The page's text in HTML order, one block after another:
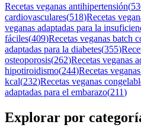
Recetas veganas antihipertensión(
cardiovasculares(518)Recetas
veganas adaptadas para la
fáciles(409)Recetas veganas batch
adaptadas para la diabetes(355)
osteoporosis(262)Recetas veganas
hipotiroidismo(244)Recetas
kcal(232)Recetas veganas
adaptadas para el embarazo(211)
Explorar por